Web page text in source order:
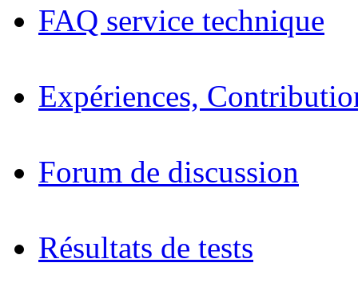
FAQ service technique
Expériences,
Forum de discussion
Résultats de tests